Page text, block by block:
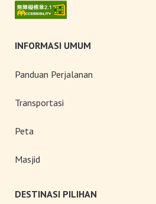
INFORMASI UMUM
Panduan Perjalanan
Transportasi
Peta
Masjid
DESTINASI PILIHAN